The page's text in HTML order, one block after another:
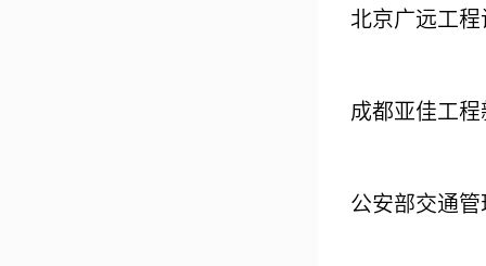
北京广远工
成都亚佳工
公安部交通